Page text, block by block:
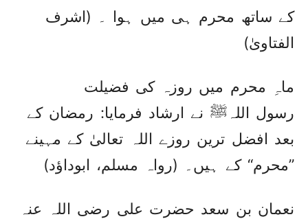
کے ساتھ محرم ہی میں ہوا ۔ (اشرف
الفتاویٰ)
ماہِ محرم میں روزہ کی فضیلت
رسول اللہﷺ نے ارشاد فرمایا: رمضان کے
بعد افضل ترین روزے اللہ تعالیٰ کے مہینے
’’محرم‘‘ کے ہیں۔ (رواہ مسلم، ابوداؤد)
نعمان بن سعد حضرت علی رضی اللہ عنہ